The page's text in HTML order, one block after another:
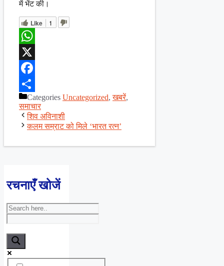
में भेंट की।
Like 1
WhatsApp
X
Facebook
ShareCategories Uncategorized,खबरें,
समाचार
शिव अविनाशी
कलम सम्राट को मिले ‘भारत रत्न’
रचनाएँ खोजें